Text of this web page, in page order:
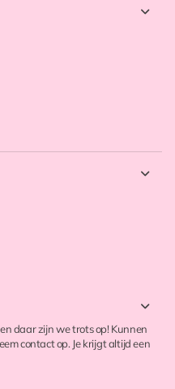
en daar zijn we trots op! Kunnen
contact op. Je krijgt altijd een